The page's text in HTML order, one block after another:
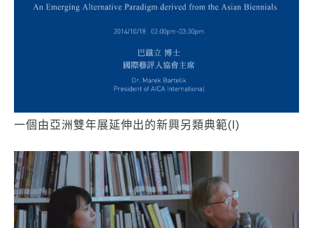
一個由亞洲雙年展延伸出的新興另類典範(I)